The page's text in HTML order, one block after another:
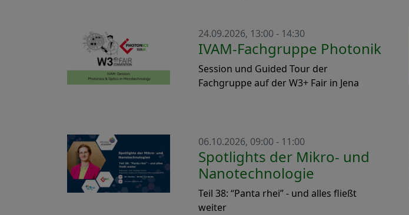
24.09.2026, 13:00 - 14:30
IVAM-Fachgruppe Photonik
Session und Guided Tour der
Fachgruppe auf der W3+ Fair in Jena
06.10.2026, 09:00 - 11:00
Spotlights der Mikro- und
Nanotechnologie
Teil 38: “Panta rhei” - und alles fließt
weiter